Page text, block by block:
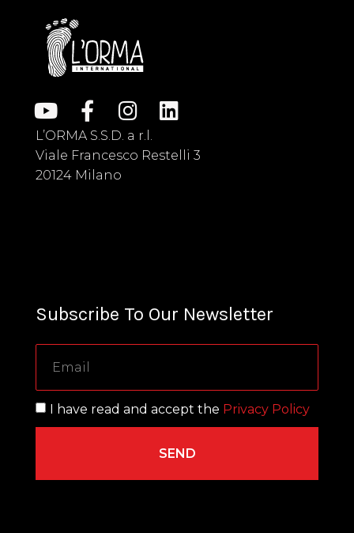
L’ORMA S.S.D. a r.l.
Viale Francesco Restelli 3
20124 Milano
Subscribe To Our Newsletter
I have read and accept the Privacy Policy
SEND